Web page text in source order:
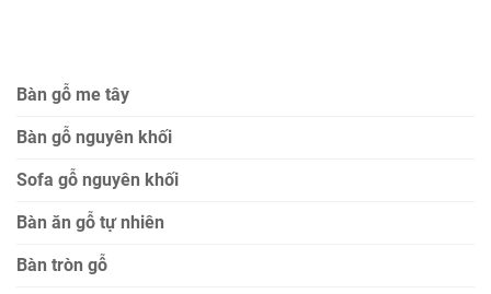
Bàn gỗ me tây
Bàn gỗ nguyên khối
Sofa gỗ nguyên khối
Bàn ăn gỗ tự nhiên
Bàn tròn gỗ